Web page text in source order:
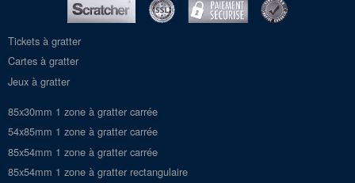
Tickets à gratter
Cartes à gratter
Jeux à gratter
85x30mm 1 zone à gratter carrée
54x85mm 1 zone à gratter carrée
85x54mm 1 zone à gratter carrée
85x54mm 1 zone à gratter rectangulaire